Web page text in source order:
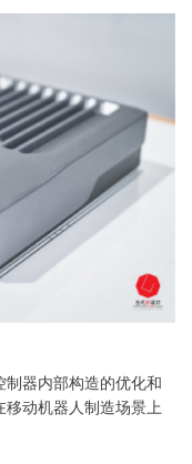
制器内部构造的优化和
动机器人制造场景上